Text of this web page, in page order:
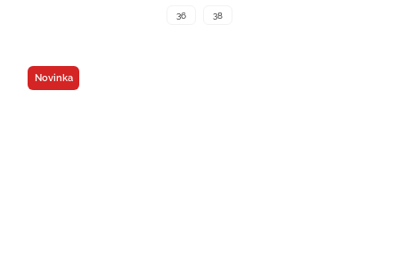
36 38
Novinka